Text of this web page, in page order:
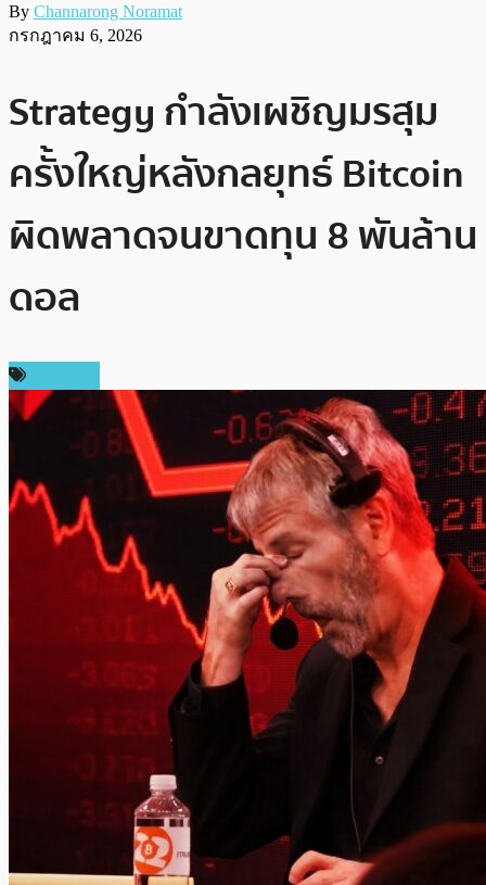
By Channarong Noramat
กรกฎาคม 6, 2026
Strategy กำลังเผชิญมรสุม
ครั้งใหญ่หลังกลยุทธ์ Bitcoin
ผิดพลาดจนขาดทุน 8 พันล้าน
ดอล